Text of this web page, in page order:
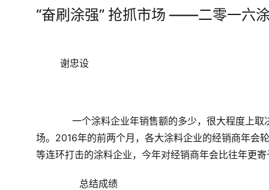
“奋刷涂强” 抢抓市场 ——二零一六
	谢忠设
场。2016年的前两个月，各大涂料企业的经销商年会
等连环打击的涂料企业，今年对经销商年会比往年更
	　　总结成绩